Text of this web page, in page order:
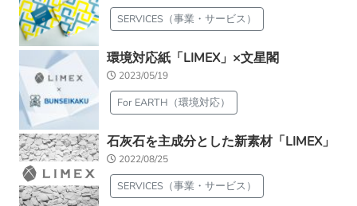
SERVICES（事業・サービス）
環境対応紙「LIMEX」×文星閣
2023/05/19
For EARTH（環境対応）
石灰石を主成分とした新素材「LIMEX」
2022/08/25
SERVICES（事業・サービス）